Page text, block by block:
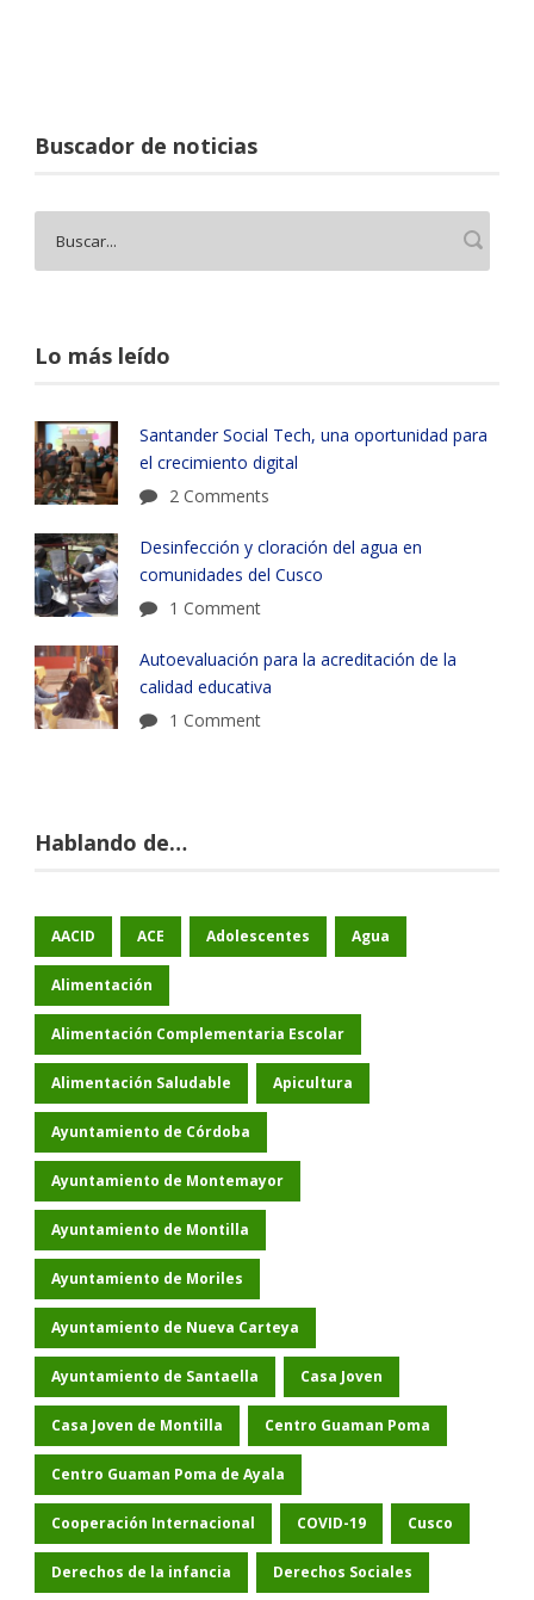
Buscador de noticias
Lo más leído
Santander Social Tech, una oportunidad para
el crecimiento digital
2 Comments
Desinfección y cloración del agua en
comunidades del Cusco
1 Comment
Autoevaluación para la acreditación de la
calidad educativa
1 Comment
Hablando de…
AACID ACE Adolescentes Agua
Alimentación
Alimentación Complementaria Escolar
Alimentación Saludable Apicultura
Ayuntamiento de Córdoba
Ayuntamiento de Montemayor
Ayuntamiento de Montilla
Ayuntamiento de Moriles
Ayuntamiento de Nueva Carteya
Ayuntamiento de Santaella Casa Joven
Casa Joven de Montilla Centro Guaman Poma
Centro Guaman Poma de Ayala
Cooperación Internacional COVID-19 Cusco
Derechos de la infancia Derechos Sociales